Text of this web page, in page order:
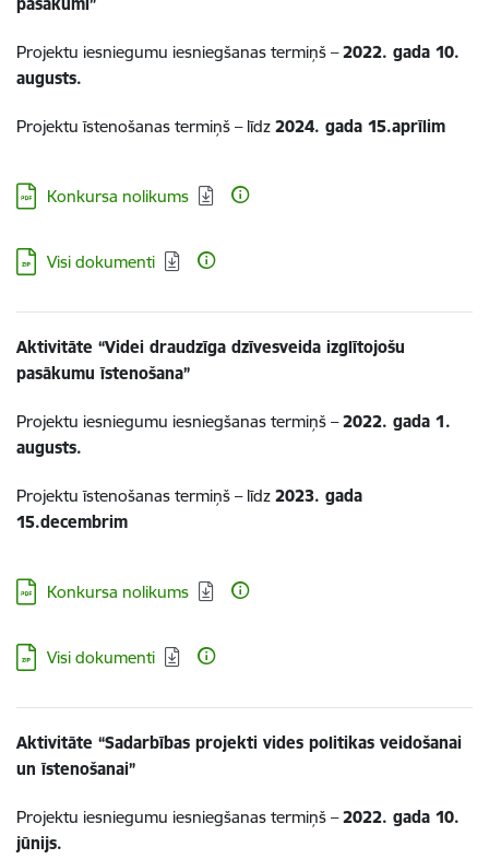
Projektu iesniegumu iesniegšanas termiņš –2022. gada 10.
augusts.
Projektu īstenošanas termiņš – līdz 2024. gada 15.aprīlim
Lejupielādēt:
Konkursa nolikums
Lejupielādēt:
Visi dokumenti
Aktivitāte “Videi draudzīga dzīvesveida izglītojošu
pasākumu īstenošana”
Projektu iesniegumu iesniegšanas termiņš –2022. gada 1.
augusts.
Projektu īstenošanas termiņš – līdz 2023. gada
15.decembrim
Lejupielādēt:
Konkursa nolikums
Lejupielādēt:
Visi dokumenti
Aktivitāte “Sadarbības projekti vides politikas veidošanai
un īstenošanai”
Projektu iesniegumu iesniegšanas termiņš –2022. gada 10.
jūnijs.